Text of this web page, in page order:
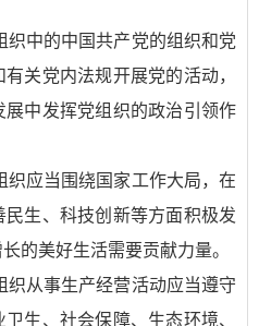
织中的中国共产党的组织和党
关党内法规开展党的活动，
中发挥党组织的政治引领作
织应当围绕国家工作大局，在
生、科技创新等方面积极发
的美好生活需要贡献力量。
织从事生产经营活动应当遵守
生、社会保障、生态环境、